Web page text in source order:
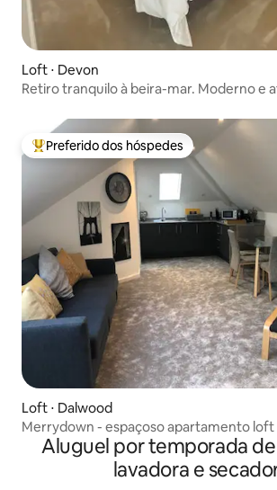
Loft ⋅ Devon
Retiro tranquilo à beira-mar. Moderno e
Entre os melhores preferidos dos hóspedes
Preferido dos hóspedes
Loft ⋅ Dalwood
Merrydown - espaçoso apartamento
Aluguel por temporada
lavadora e